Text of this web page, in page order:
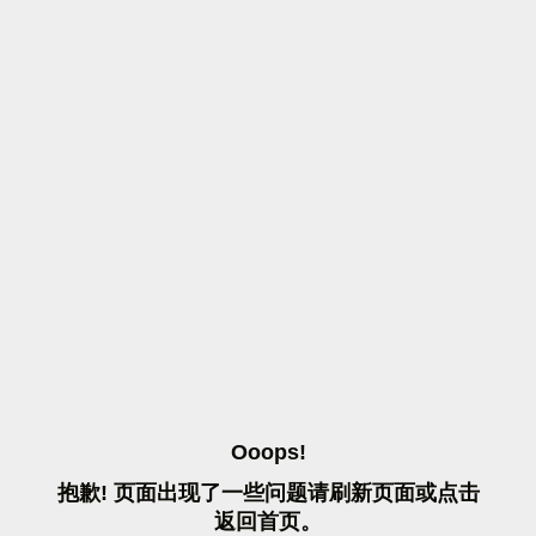
OOOPS!
抱歉! 页面出现了一些问题请刷 新页面或点击
返 回首页。